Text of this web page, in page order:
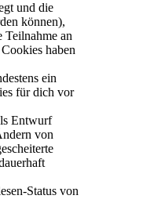
und die
können),
Teilnahme an
haben
ein
für dich vor
Entwurf
von
Status von